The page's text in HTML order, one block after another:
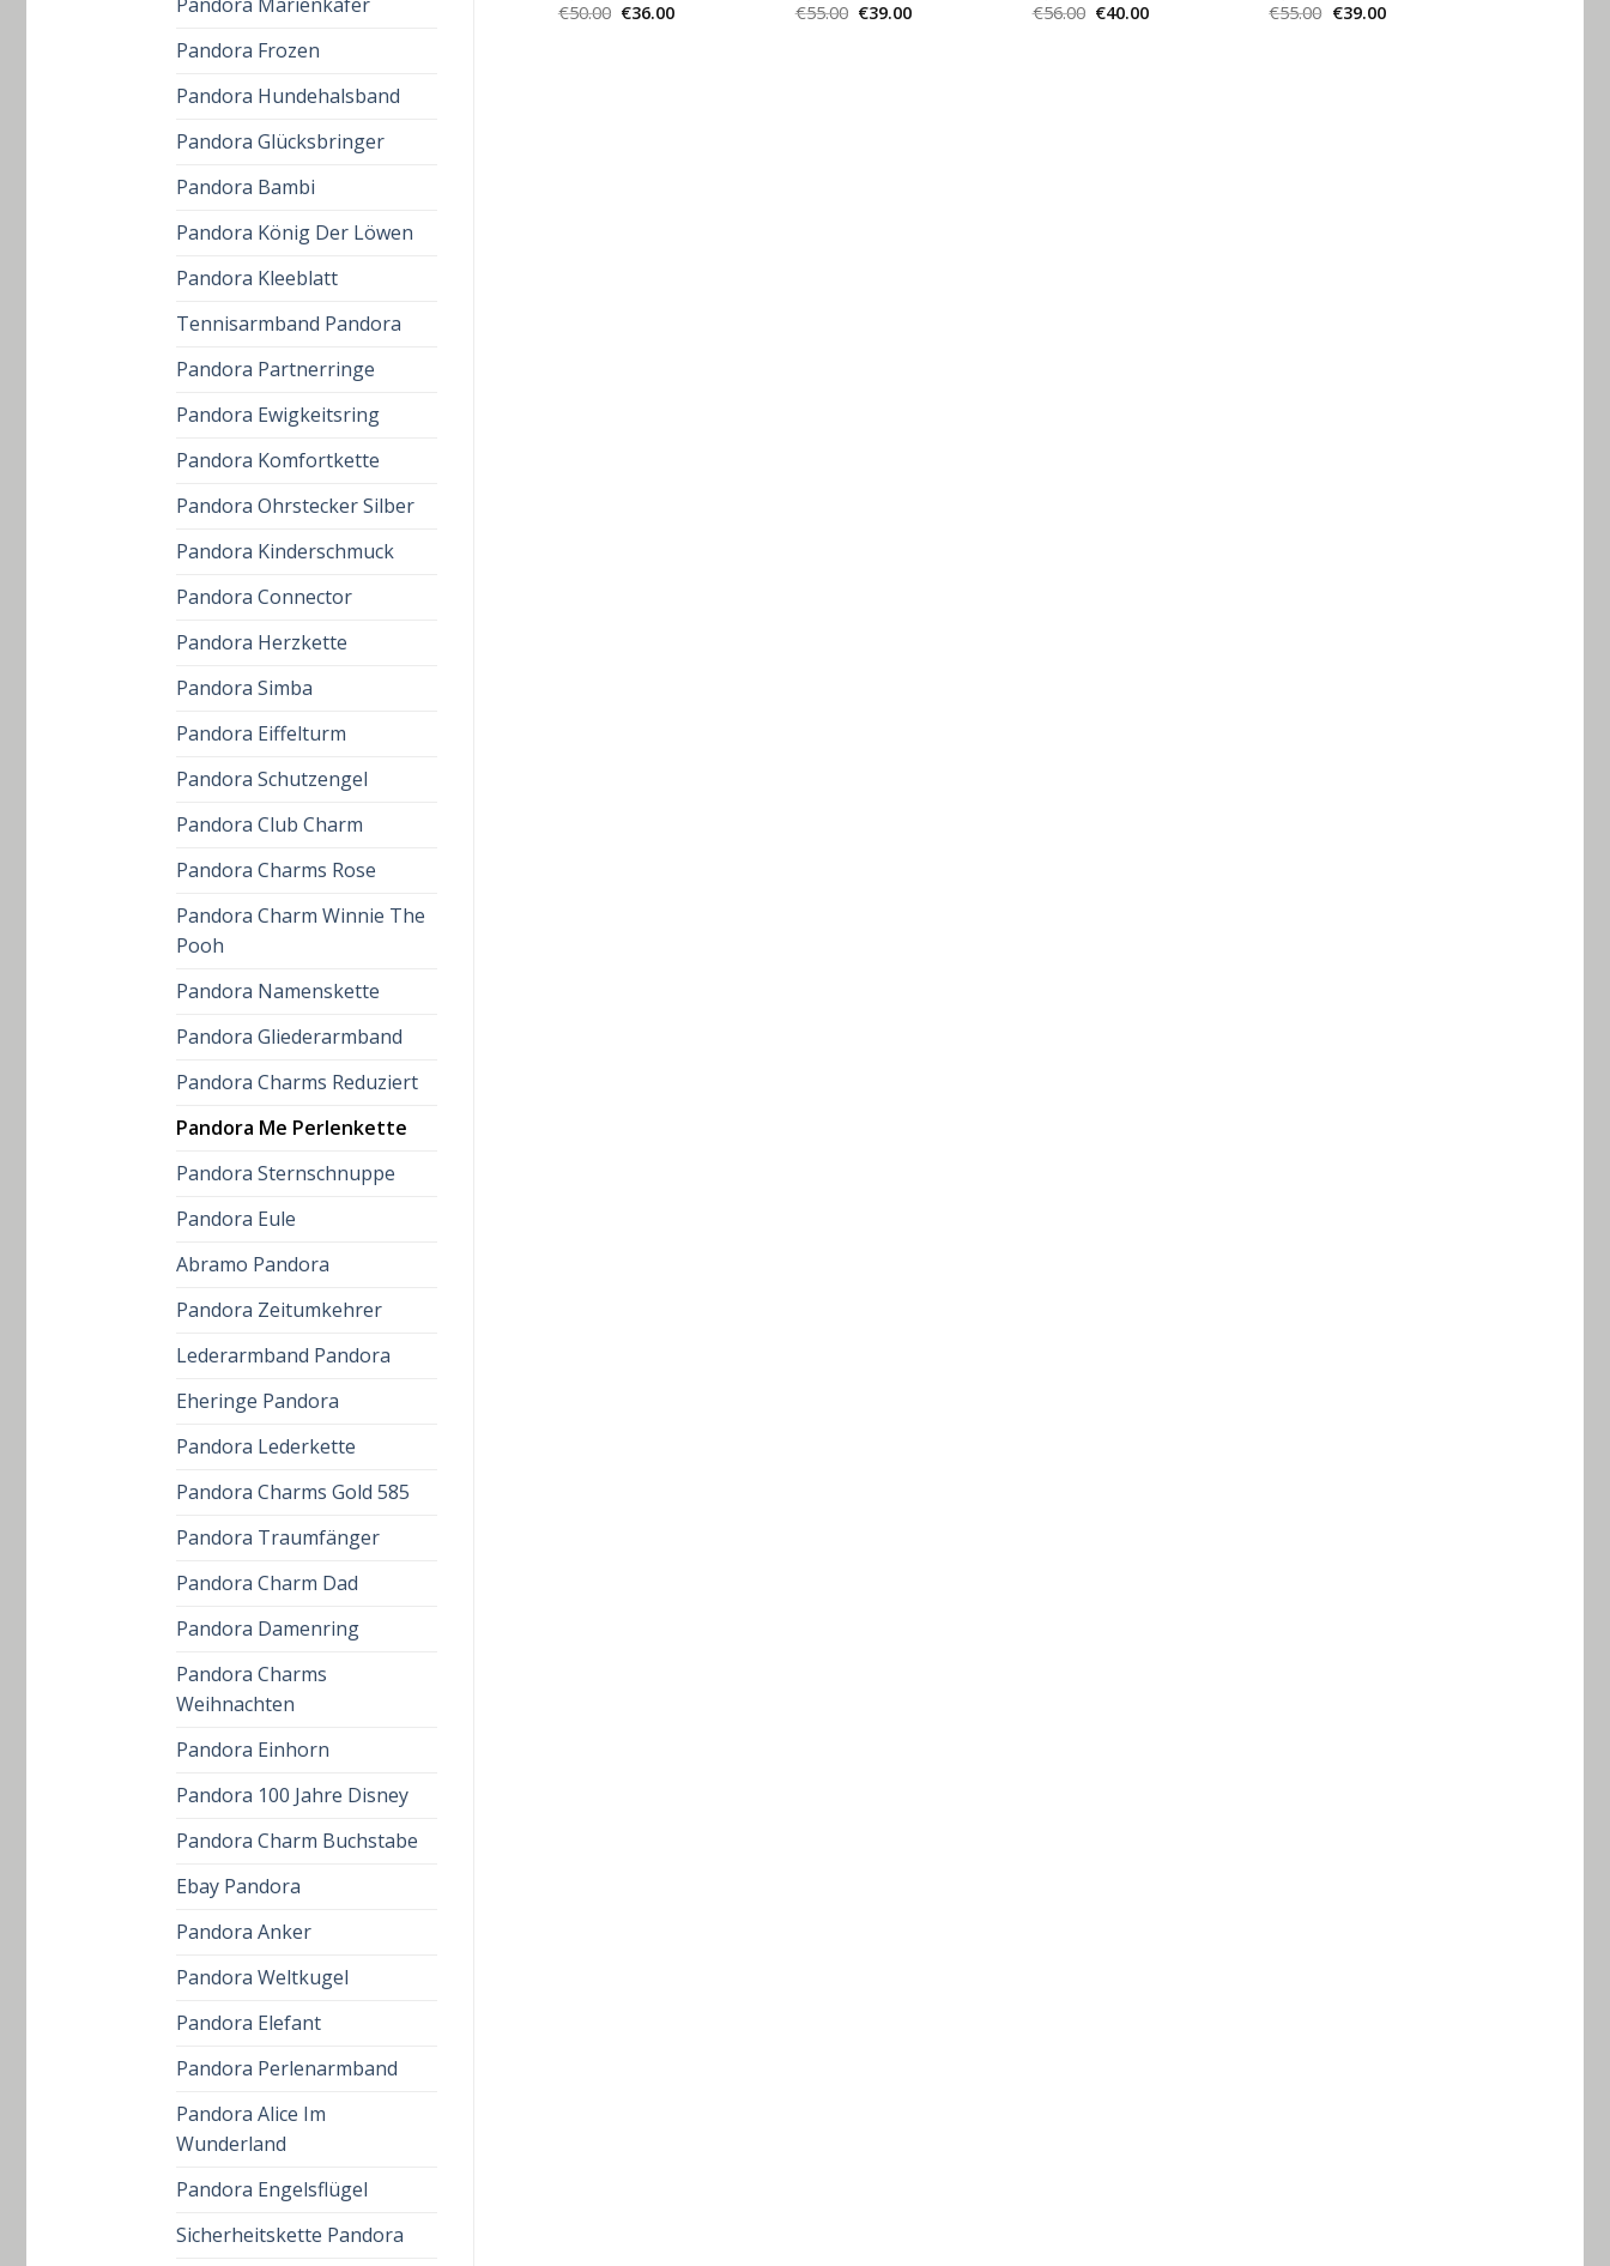
Pandora Frozen
Pandora Hundehalsband
Pandora Glücksbringer
Pandora Bambi
Pandora König Der Löwen
Pandora Kleeblatt
Tennisarmband Pandora
Pandora Partnerringe
Pandora Ewigkeitsring
Pandora Komfortkette
Pandora Ohrstecker Silber
Pandora Kinderschmuck
Pandora Connector
Pandora Herzkette
Pandora Simba
Pandora Eiffelturm
Pandora Schutzengel
Pandora Club Charm
Pandora Charms Rose
Pandora Charm Winnie The
Pooh
Pandora Namenskette
Pandora Gliederarmband
Pandora Charms Reduziert
Pandora Me Perlenkette
Pandora Sternschnuppe
Pandora Eule
Abramo Pandora
Pandora Zeitumkehrer
Lederarmband Pandora
Eheringe Pandora
Pandora Lederkette
Pandora Charms Gold 585
Pandora Traumfänger
Pandora Charm Dad
Pandora Damenring
Pandora Charms
Weihnachten
Pandora Einhorn
Pandora 100 Jahre Disney
Pandora Charm Buchstabe
Ebay Pandora
Pandora Anker
Pandora Weltkugel
Pandora Elefant
Pandora Perlenarmband
Pandora Alice Im
Wunderland
Pandora Engelsflügel
Sicherheitskette Pandora
€50.00 €36.00
€55.00 €39.00
€56.00 €40.00
€55.00 €39.00
39.00
€56.00